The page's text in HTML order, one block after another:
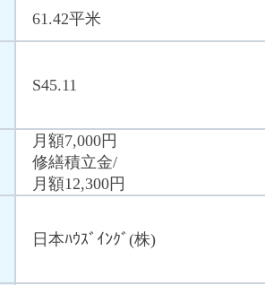
61.42平米
S45.11
月額7,000円
修繕積立金/
月額12,300円
日本ﾊｳｽﾞｲﾝｸﾞ(株)